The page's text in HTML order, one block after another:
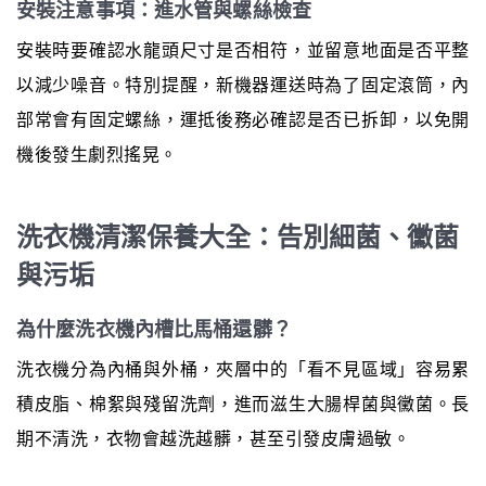
安裝注意事項：進水管與螺絲檢查
安裝時要確認水龍頭尺寸是否相符，並留意地面是否平整
以減少噪音。特別提醒，新機器運送時為了固定滾筒，內
部常會有固定螺絲，運抵後務必確認是否已拆卸，以免開
機後發生劇烈搖晃。
洗衣機清潔保養大全：告別細菌、黴菌
與污垢
為什麼洗衣機內槽比馬桶還髒？
洗衣機分為內桶與外桶，夾層中的「看不見區域」容易累
積皮脂、棉絮與殘留洗劑，進而滋生大腸桿菌與黴菌。長
期不清洗，衣物會越洗越髒，甚至引發皮膚過敏。